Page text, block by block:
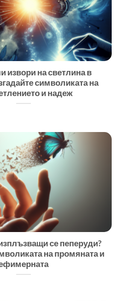
извори на светлина в
символиката на
и надеж
се пеперуди?
на промяната и